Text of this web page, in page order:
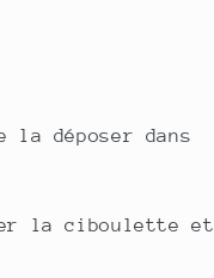
déposer dans
la ciboulette et